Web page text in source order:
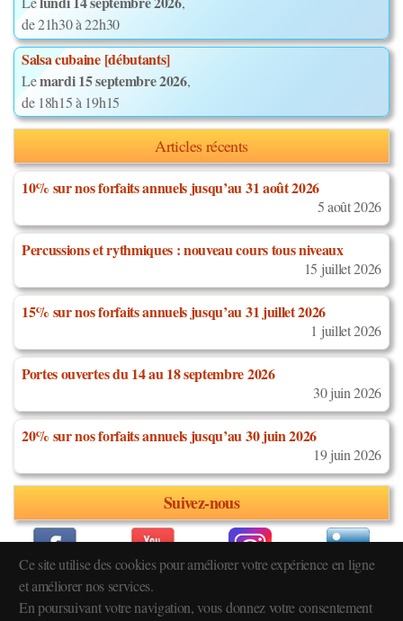
de 21h30 à 22h30
Salsa cubaine [débutants]
Lemardi 15 septembre 2026,
de 18h15 à 19h15
Articles récents
10% sur nos forfaits annuels jusqu’au 31 août 2026
5 août 2026
Percussions et rythmiques : nouveau cours tous niveaux
15 juillet 2026
15% sur nos forfaits annuels jusqu’au 31 juillet 2026
1 juillet 2026
Portes ouvertes du 14 au 18 septembre 2026
30 juin 2026
20% sur nos forfaits annuels jusqu’au 30 juin 2026
19 juin 2026
Suivez-nous
Réglement intérieur
Ce site utilise des cookies pour améliorer votre expérience en ligne
et améliorer nos services.
En poursuivant votre navigation, vous donnez votre consentement